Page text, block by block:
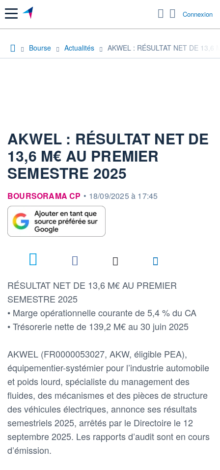
Menu Connexion
Bourse Actualités AKWEL : RÉSULTAT NET DE 13,6
AKWEL : RÉSULTAT NET DE
13,6 M€ AU PREMIER
SEMESTRE 2025
information fournie par
BOURSORAMA CP • 18/09/2025 à 17:45
RÉSULTAT NET DE 13,6 M€ AU PREMIER
SEMESTRE 2025
• Marge opérationnelle courante de 5,4 % du CA
• Trésorerie nette de 139,2 M€ au 30 juin 2025
AKWEL (FR0000053027, AKW, éligible PEA),
équipementier-systémier pour l’industrie automobile
et poids lourd, spécialiste du management des
fluides, des mécanismes et des pièces de structure
des véhicules électriques, annonce ses résultats
semestriels 2025, arrêtés par le Directoire le 12
septembre 2025. Les rapports d’audit sont en cours
d’émission.